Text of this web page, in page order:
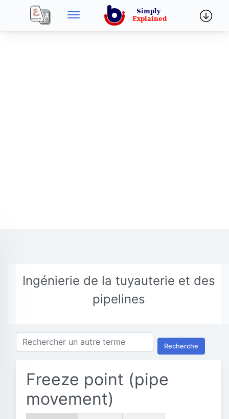
Ingénierie de la tuyauterie et des
pipelines
Recherche
Freeze point (pipe
movement)